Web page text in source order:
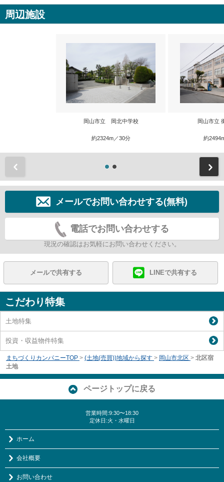
周辺施設
岡山市立 岡北中学校
約2324m／30分
岡山市立
約
メールでお問い合わせする(無料)
電話でお問い合わせする
現況の確認はお気軽にお問い合わせください。
メールで共有する LINEで共有する
こだわり特集
土地特集
投資・収益物件特集
まちづくりカンパニーTOP > (土地(売買))地域から探す > 岡山市北区 > 北区宿
土地
ページトップに戻る
営業時間:9:30〜18:30
定休日:火・水曜日
ホーム
会社概要
お問い合わせ